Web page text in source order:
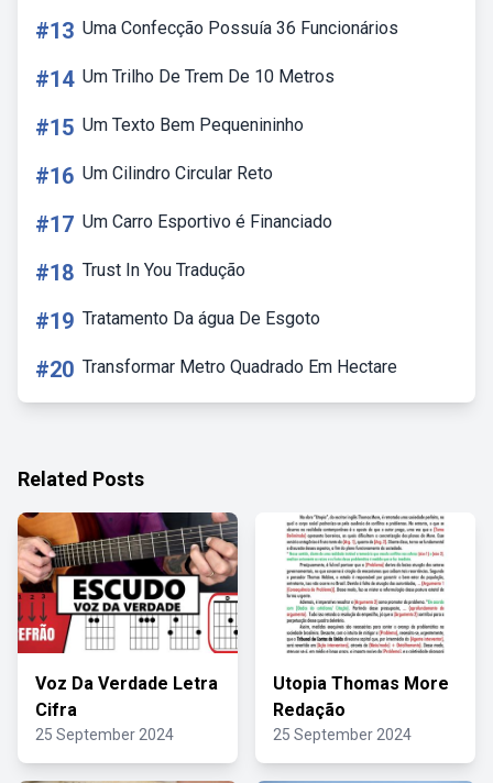
#13 Uma Confecção Possuía 36 Funcionários
#14 Um Trilho De Trem De 10 Metros
#15 Um Texto Bem Pequenininho
#16 Um Cilindro Circular Reto
#17 Um Carro Esportivo é Financiado
#18 Trust In You Tradução
#19 Tratamento Da água De Esgoto
#20 Transformar Metro Quadrado Em Hectare
Related Posts
Voz Da Verdade Letra
Cifra
25 September 2024
Utopia Thomas More
Redação
25 September 2024